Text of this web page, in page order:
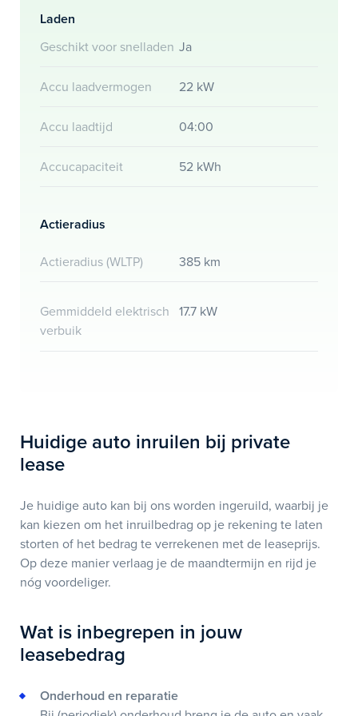
Laden
Geschikt voor snelladen Ja
Accu laadvermogen 22 kW
Accu laadtijd 04:00
Accucapaciteit 52 kWh
Actieradius
Actieradius (WLTP) 385 km
Gemmiddeld elektrisch
verbuik
17.7 kW
Huidige auto inruilen bij private
lease
Je huidige auto kan bij ons worden ingeruild, waarbij je
kan kiezen om het inruilbedrag op je rekening te laten
storten of het bedrag te verrekenen met de leaseprijs.
Op deze manier verlaag je de maandtermijn en rijd je
nóg voordeliger.
Wat is inbegrepen in jouw
leasebedrag
Onderhoud en reparatie